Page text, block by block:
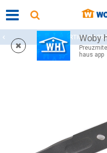
Woby
haus app
WOBY KARTICA